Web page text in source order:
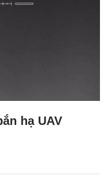
hạ UAV